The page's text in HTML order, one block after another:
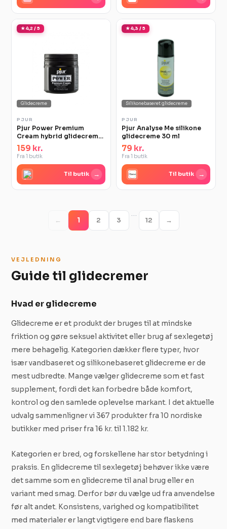
★ 4,2 / 5
Glidecreme
PJUR
Pjur Power Premium
Cream hybrid glidecreme
150 ml
159 kr.
Fra 1 butik
Til butik →
★ 4,3 / 5
Silikonebaseret glidecreme
PJUR
Pjur Analyse Me silikone
glidecreme 30 ml
79 kr.
Fra 1 butik
Til butik →
← 1 2 3
…
12 →
VEJLEDNING
Guide til glidecremer
Hvad er glidecreme
Glidecreme er et produkt der bruges til at mindske
friktion og gøre seksuel aktivitet eller brug af sexlegetøj
mere behagelig. Kategorien dækker flere typer, hvor
især vandbaseret og silikonebaseret glidecreme er de
mest udbredte. Mange vælger glidecreme som et fast
supplement, fordi det kan forbedre både komfort,
kontrol og den samlede oplevelse markant. I det aktuelle
udvalg sammenligner vi 367 produkter fra 10 nordiske
butikker med priser fra 16 kr. til 1.182 kr.
Kategorien er bred, og forskellene har stor betydning i
praksis. En glidecreme til sexlegetøj behøver ikke være
det samme som en glidecreme til anal brug eller en
variant med smag. Derfor bør du vælge ud fra anvendelse
før alt andet. Konsistens, varighed og kompatibilitet
med materialer er langt vigtigere end bare flaskens